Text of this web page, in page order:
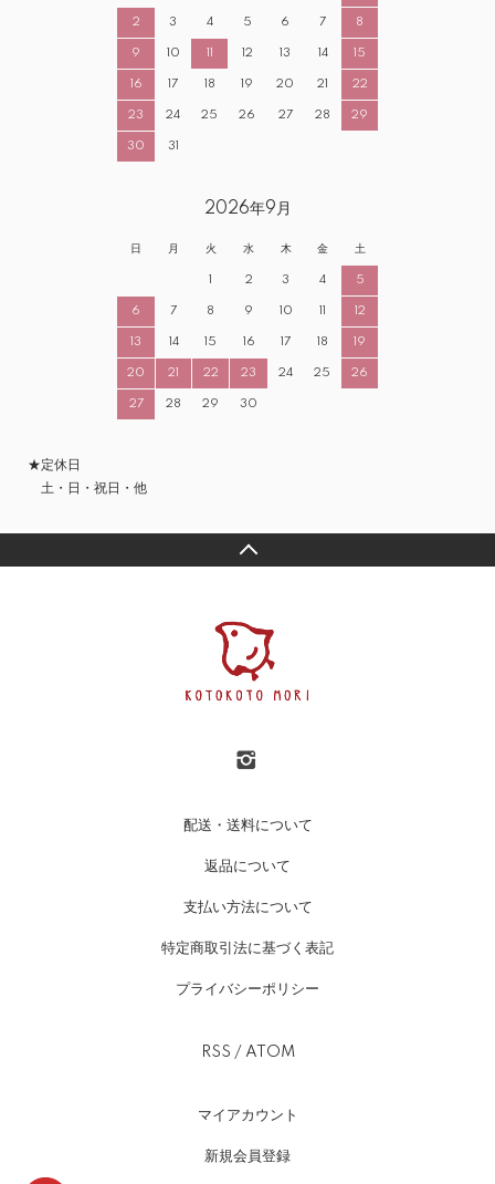
2 3 4 5 6 7 8
9 10 11 12 13 14 15
16 17 18 19 20 21 22
23 24 25 26 27 28 29
30 31
2026年9月
日 月 火 水 木 金 土
1 2 3 4 5
6 7 8 9 10 11 12
13 14 15 16 17 18 19
20 21 22 23 24 25 26
27 28 29 30
★定休日
土・日・祝日・他
配送・送料について
返品について
支払い方法について
特定商取引法に基づく表記
プライバシーポリシー
RSS / ATOM
マイアカウント
新規会員登録